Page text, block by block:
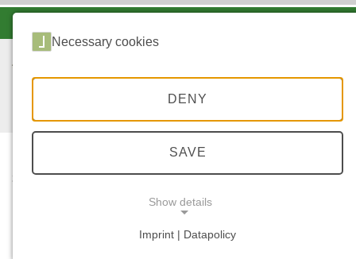
START
...
NATURPARK UND BR
Necessary cookies
DENY
SAVE
Show details
Imprint | Datapolicy